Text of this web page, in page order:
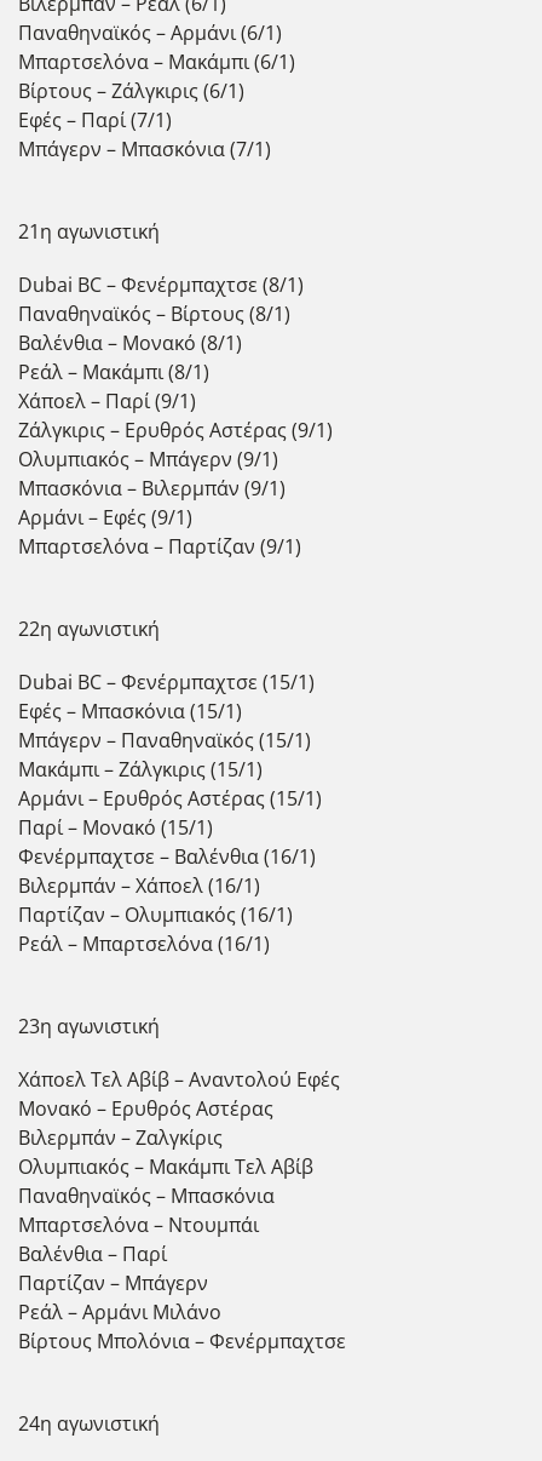
Παναθηναϊκός – Αρμάνι (6/1)
Μπαρτσελόνα – Μακάμπι (6/1)
Βίρτους – Ζάλγκιρις (6/1)
Εφές – Παρί (7/1)
Μπάγερν – Μπασκόνια (7/1)
21η αγωνιστική
Dubai BC – Φενέρμπαχτσε (8/1)
Παναθηναϊκός – Βίρτους (8/1)
Βαλένθια – Μονακό (8/1)
Ρεάλ – Μακάμπι (8/1)
Χάποελ – Παρί (9/1)
Ζάλγκιρις – Ερυθρός Αστέρας (9/1)
Ολυμπιακός – Μπάγερν (9/1)
Μπασκόνια – Βιλερμπάν (9/1)
Αρμάνι – Εφές (9/1)
Μπαρτσελόνα – Παρτίζαν (9/1)
22η αγωνιστική
Dubai BC – Φενέρμπαχτσε (15/1)
Εφές – Μπασκόνια (15/1)
Μπάγερν – Παναθηναϊκός (15/1)
Μακάμπι – Ζάλγκιρις (15/1)
Αρμάνι – Ερυθρός Αστέρας (15/1)
Παρί – Μονακό (15/1)
Φενέρμπαχτσε – Βαλένθια (16/1)
Βιλερμπάν – Χάποελ (16/1)
Παρτίζαν – Ολυμπιακός (16/1)
Ρεάλ – Μπαρτσελόνα (16/1)
23η αγωνιστική
Χάποελ Τελ Αβίβ – Αναντολού Εφές
Μονακό – Ερυθρός Αστέρας
Βιλερμπάν – Ζαλγκίρις
Ολυμπιακός – Μακάμπι Τελ Αβίβ
Παναθηναϊκός – Μπασκόνια
Μπαρτσελόνα – Ντουμπάι
Βαλένθια – Παρί
Παρτίζαν – Μπάγερν
Ρεάλ – Αρμάνι Μιλάνο
Βίρτους Μπολόνια – Φενέρμπαχτσε
24η αγωνιστική